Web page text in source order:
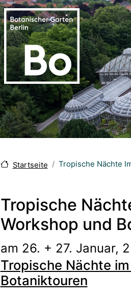
Startseite Tropische Nächte
Tropische
Workshop und
am 26. + 27. Januar,
Tropische Nächte
Botaniktouren